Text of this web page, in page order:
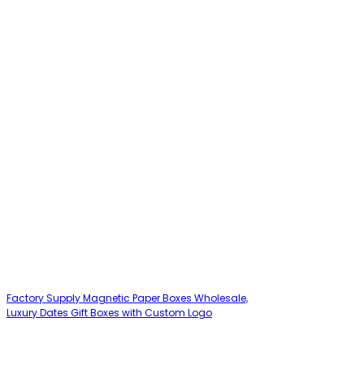
Factory Supply Magnetic Paper Boxes Wholesale,
Luxury Dates Gift Boxes with Custom Logo